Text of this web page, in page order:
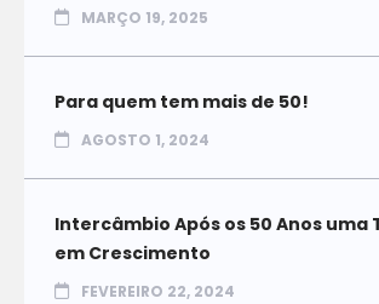
MARÇO 19, 2025
Para quem tem mais de 50!
AGOSTO 1, 2024
Intercâmbio Após os 50 Anos uma
em Crescimento
FEVEREIRO 22, 2024